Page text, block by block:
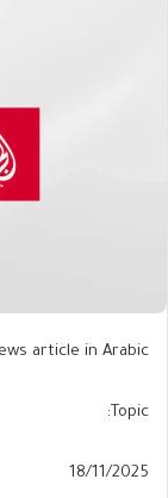
article in Arabic.
Topic:
Published
18/11/2025